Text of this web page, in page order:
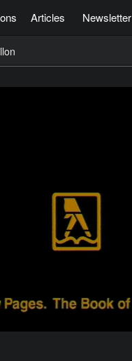
Articles Newsletter